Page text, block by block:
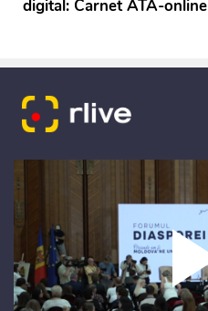
digital: Carnet ATA-online